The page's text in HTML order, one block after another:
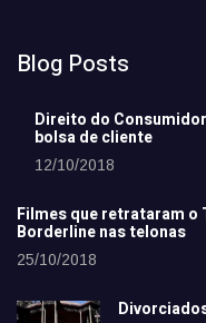
Blog Posts
Direito do
bolsa de cliente
12/10/2018
Filmes que retrataram
Borderline nas telonas
25/10/2018